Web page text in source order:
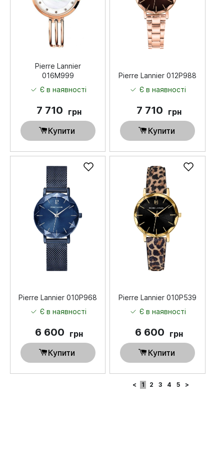
Pierre Lannier
016M999
Є в наявності
7 710 грн
Купити
Pierre Lannier 012P988
Є в наявності
7 710 грн
Купити
Pierre Lannier 010P968
Є в наявності
6 600 грн
Купити
Pierre Lannier 010P539
Є в наявності
6 600 грн
Купити
< 1 2 3 4 5 >